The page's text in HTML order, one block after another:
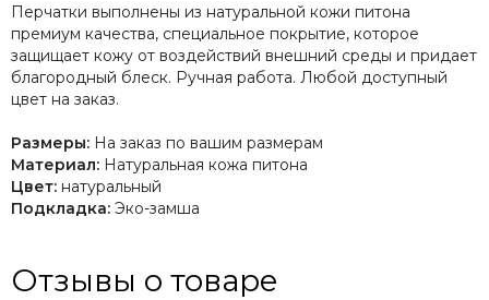
Перчатки выполнены из натуральной кожи питона
премиум качества, специальное покрытие, которое
защищает кожу от воздействий внешний среды и придает
благородный блеск. Ручная работа. Любой доступный
цвет на заказ.
Размеры: На заказ по вашим размерам
Материал: Натуральная кожа питона
Цвет: натуральный
Подкладка: Эко-замша
Отзывы о товаре